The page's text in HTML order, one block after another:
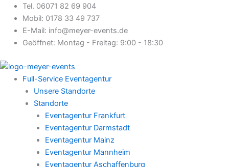
Zum
Inhalt
springen
Tel. 06071 82 69 904
Mobil: 0178 33 49 737
E-Mail: info@meyer-events.de
Geöffnet: Montag - Freitag: 9:00 - 18:30
Full-Service Eventagentur
Unsere Standorte
Standorte
Eventagentur Frankfurt
Eventagentur Darmstadt
Eventagentur Mainz
Eventagentur Mannheim
Eventagentur Aschaffenburg